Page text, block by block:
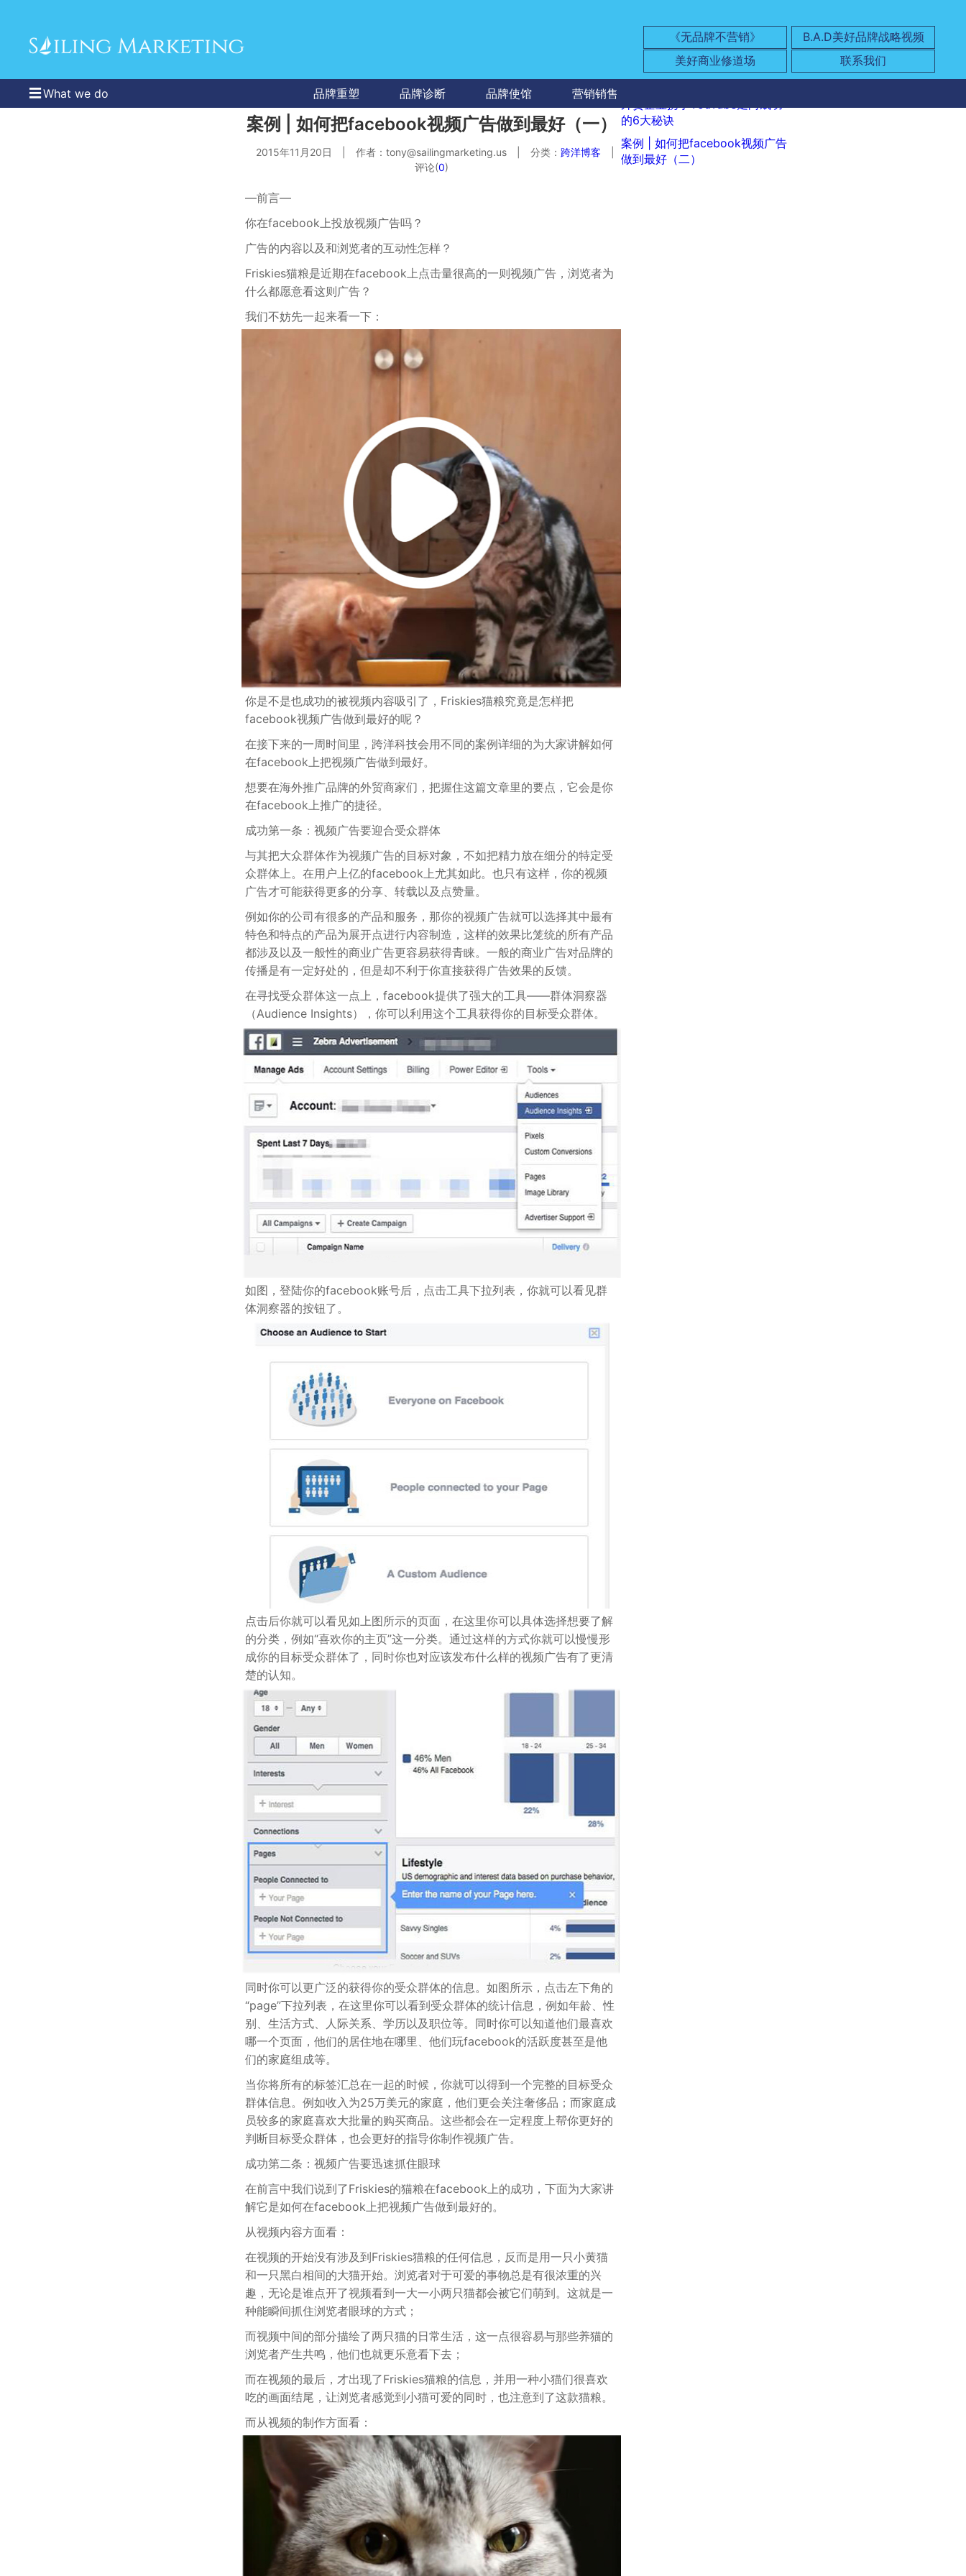
B.A.D美好品牌战略视频
《无品牌不营销》
美好商业修道场
联系我们
品牌重塑 品牌诊断 品牌使馆 营销销售
What we do
案例 | 如何把facebook视频广告做到最好（一）
2015年11月20日 作者： tony@sailingmarketing.us 分类： 跨洋博客
评论(0)
—前言—
你在facebook上投放视频广告吗？
广告的内容以及和浏览者的互动性怎样？
Friskies猫粮是近期在facebook上点击量很高的一则视频广告，浏览者为
什么都愿意看这则广告？
我们不妨先一起来看一下：
你是不是也成功的被视频内容吸引了，Friskies猫粮究竟是怎样把
facebook视频广告做到最好的呢？
在接下来的一周时间里，跨洋科技会用不同的案例详细的为大家讲解如何
在facebook上把视频广告做到最好。
想要在海外推广品牌的外贸商家们，把握住这篇文章里的要点，它会是你
在facebook上推广的捷径。
成功第一条：视频广告要迎合受众群体
与其把大众群体作为视频广告的目标对象，不如把精力放在细分的特定受
众群体上。在用户上亿的facebook上尤其如此。也只有这样，你的视频
广告才可能获得更多的分享、转载以及点赞量。
例如你的公司有很多的产品和服务，那你的视频广告就可以选择其中最有
特色和特点的产品为展开点进行内容制造，这样的效果比笼统的所有产品
都涉及以及一般性的商业广告更容易获得青睐。一般的商业广告对品牌的
传播是有一定好处的，但是却不利于你直接获得广告效果的反馈。
在寻找受众群体这一点上，facebook提供了强大的工具——群体洞察器
（Audience Insights），你可以利用这个工具获得你的目标受众群体。
如图，登陆你的facebook账号后，点击工具下拉列表，你就可以看见群
体洞察器的按钮了。
点击后你就可以看见如上图所示的页面，在这里你可以具体选择想要了解
的分类，例如“喜欢你的主页”这一分类。通过这样的方式你就可以慢慢形
成你的目标受众群体了，同时你也对应该发布什么样的视频广告有了更清
楚的认知。
同时你可以更广泛的获得你的受众群体的信息。如图所示，点击左下角的
“page”下拉列表，在这里你可以看到受众群体的统计信息，例如年龄、性
别、生活方式、人际关系、学历以及职位等。同时你可以知道他们最喜欢
哪一个页面，他们的居住地在哪里、他们玩facebook的活跃度甚至是他
们的家庭组成等。
当你将所有的标签汇总在一起的时候，你就可以得到一个完整的目标受众
群体信息。例如收入为25万美元的家庭，他们更会关注奢侈品；而家庭成
员较多的家庭喜欢大批量的购买商品。这些都会在一定程度上帮你更好的
判断目标受众群体，也会更好的指导你制作视频广告。
成功第二条：视频广告要迅速抓住眼球
在前言中我们说到了Friskies的猫粮在facebook上的成功，下面为大家讲
解它是如何在facebook上把视频广告做到最好的。
从视频内容方面看：
在视频的开始没有涉及到Friskies猫粮的任何信息，反而是用一只小黄猫
和一只黑白相间的大猫开始。浏览者对于可爱的事物总是有很浓重的兴
趣，无论是谁点开了视频看到一大一小两只猫都会被它们萌到。这就是一
种能瞬间抓住浏览者眼球的方式；
而视频中间的部分描绘了两只猫的日常生活，这一点很容易与那些养猫的
浏览者产生共鸣，他们也就更乐意看下去；
而在视频的最后，才出现了Friskies猫粮的信息，并用一种小猫们很喜欢
吃的画面结尾，让浏览者感觉到小猫可爱的同时，也注意到了这款猫粮。
而从视频的制作方面看：
文
章
航
一
篇:
外贸企业携手YouTube走向成功
的6大秘诀
下
一
案例 | 如何把facebook视频广告
做到最好（二）